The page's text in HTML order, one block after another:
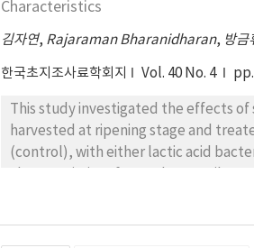
Characteristics
김자연, Rajaraman Bharanidharan, 방금
한국초지조사료학회지 Vol. 40 No. 4
This study investigated the effects of
harvested at ripening stage and
(control), with either lactic acid
concentration (% total nitrogen) than